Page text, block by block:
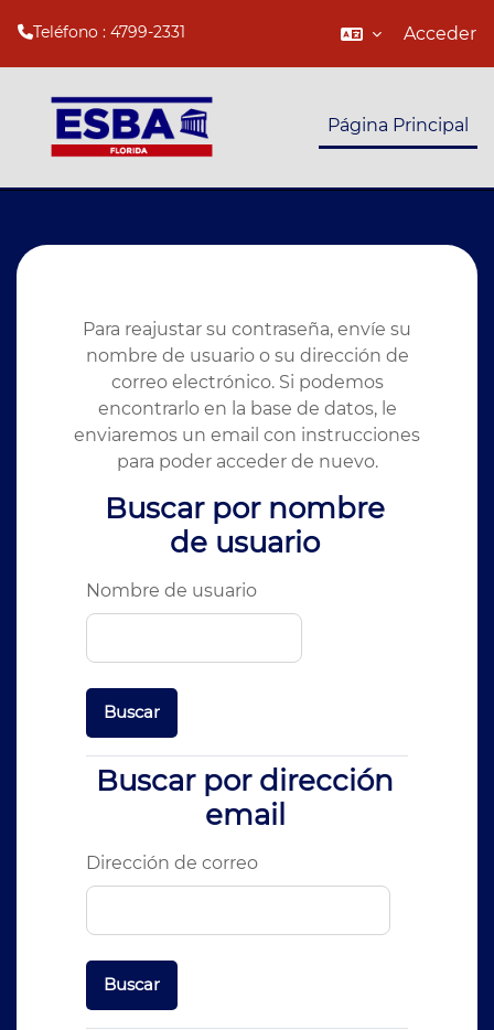
Teléfono : 4799-2331 Acceder
Página Principal
Para reajustar su contraseña, envíe su
nombre de usuario o su dirección de
correo electrónico. Si podemos
encontrarlo en la base de datos, le
enviaremos un email con instrucciones
para poder acceder de nuevo.
Buscar por nombre de usuario
Buscar por nombre
de usuario
Nombre de usuario
Buscar por dirección email
Buscar por dirección
email
Dirección de correo